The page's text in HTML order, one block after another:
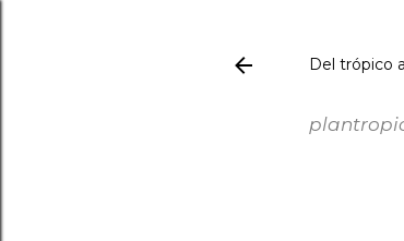
Del trópico